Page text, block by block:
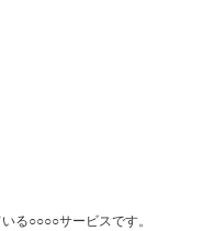
る○○○○サービスです。